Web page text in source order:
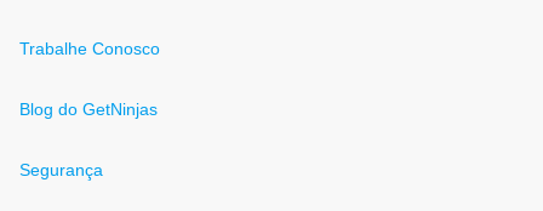
Trabalhe Conosco
Blog do GetNinjas
Segurança